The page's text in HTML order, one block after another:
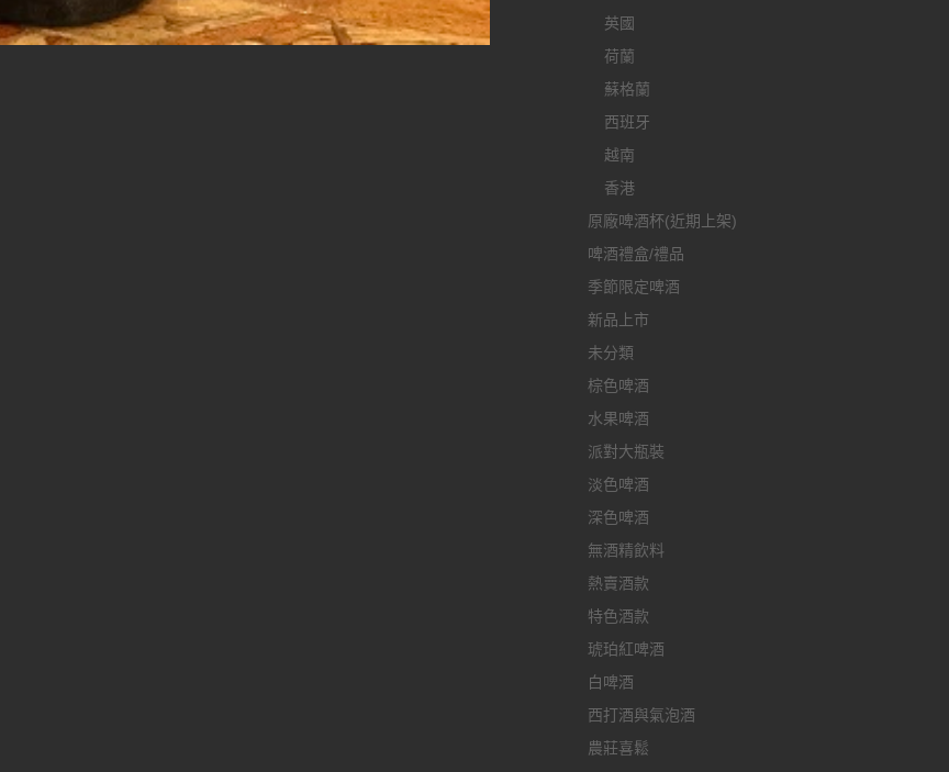
英國
荷蘭
蘇格蘭
西班牙
越南
香港
原廠啤酒杯(近期上架)
啤酒禮盒/禮品
季節限定啤酒
新品上市
未分類
棕色啤酒
水果啤酒
派對大瓶裝
淡色啤酒
深色啤酒
無酒精飲料
熱賣酒款
特色酒款
琥珀紅啤酒
白啤酒
西打酒與氣泡酒
農莊喜鬆